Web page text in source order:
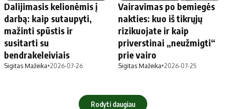
Dalijimasis kelionėmis į
darbą: kaip sutaupyti,
mažinti spūstis ir
susitarti su
bendrakeleiviais
Sigitas Mažeika•2026-07-26
Vairavimas po bemiegės
nakties: kuo iš tikrųjų
rizikuojate ir kaip
priverstinai „neužmigti“
prie vairo
Sigitas Mažeika•2026-07-25
Rodyti daugiau